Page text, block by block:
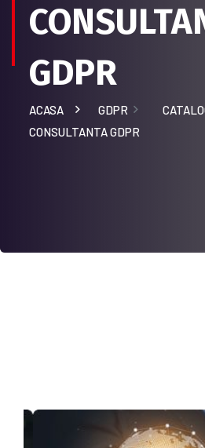
GDPR
ACASA GDPR
CONSULTANTA GDPR